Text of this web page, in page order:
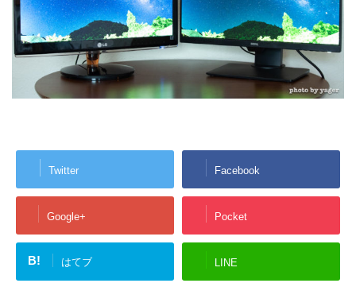
Twitter Facebook
Google+ Pocket
B! はてブ LINE